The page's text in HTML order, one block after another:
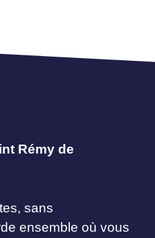
Rémy de
sans
ensemble où vous